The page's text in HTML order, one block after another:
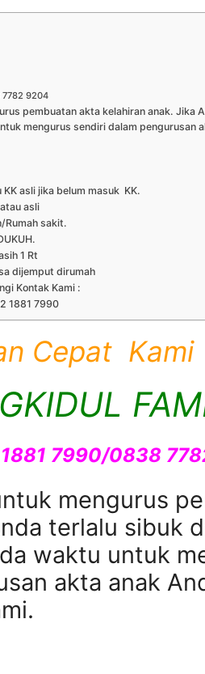
7782 9204
pembuatan akta kelahiran anak. Jika
mengurus sendiri dalam pengurusan
asli jika belum masuk KK.
asli
Rumah sakit.
1 Rt
dijemput dirumah
Kontak Kami :
1881 7990
Cepat Kami
7990/0838
mengurus
terlalu sibuk
waktu untuk
akta anak